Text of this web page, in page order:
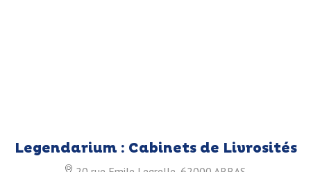
Legendarium : Cabinets de Livrosités